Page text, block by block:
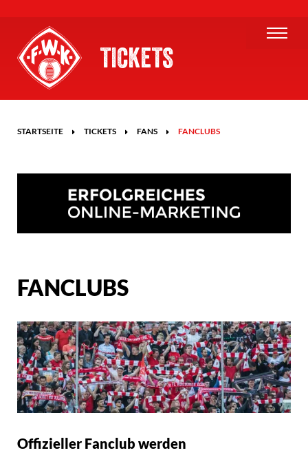
TICKETS
STARTSEITE TICKETS FANS FANCLUBS
FANCLUBS
Offizieller Fanclub werden